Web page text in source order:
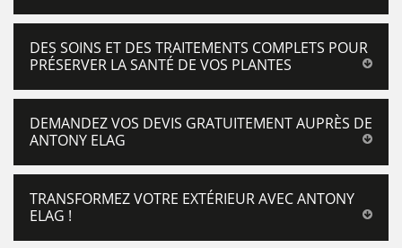
DES SOINS ET DES TRAITEMENTS COMPLETS POUR
PRÉSERVER LA SANTÉ DE VOS PLANTES
DEMANDEZ VOS DEVIS GRATUITEMENT AUPRÈS DE
ANTONY ELAG
TRANSFORMEZ VOTRE EXTÉRIEUR AVEC ANTONY
ELAG !